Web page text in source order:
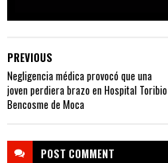
PREVIOUS
Negligencia médica provocó que una
joven perdiera brazo en Hospital Toribio
Bencosme de Moca
POST COMMENT